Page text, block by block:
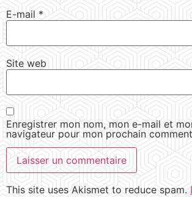
E-mail*
Site web
Enregistrer mon nom, mon e-mail et
navigateur pour mon prochain
This site uses Akismet to reduce spam.